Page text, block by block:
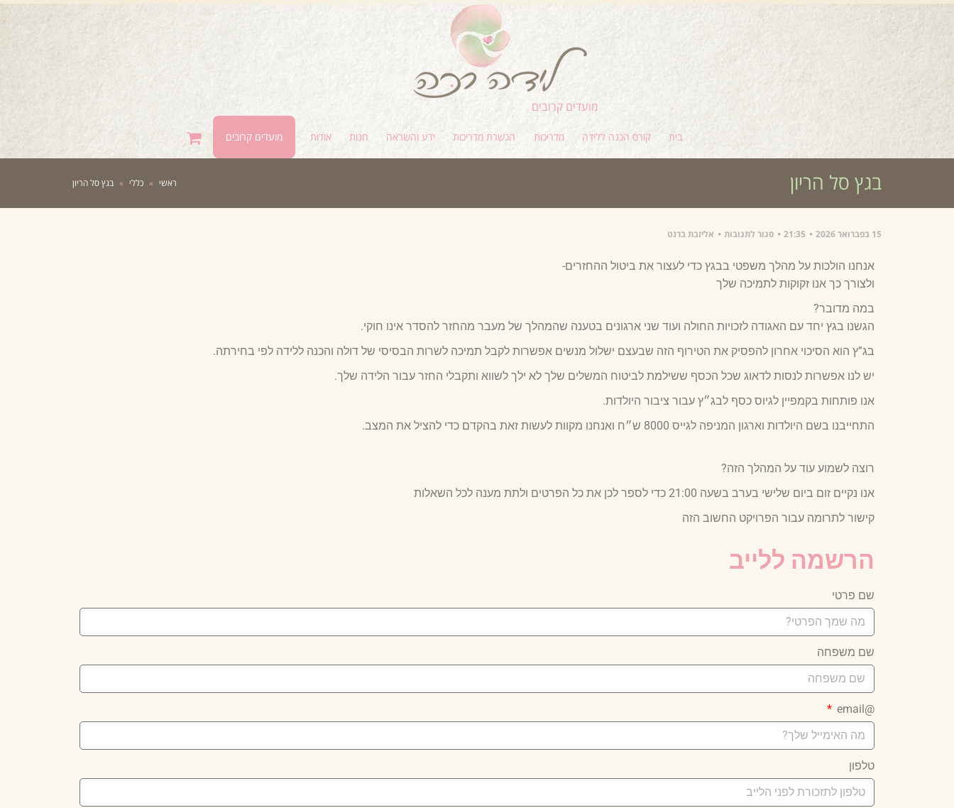
מועדים קרובים
בית קורס הכנה ללידה מדריכות הכשרת מדריכות ידע והשראה חנות אודות מועדים קרובים
בגץ סל הריון ראשי » כללי » בגץ סל הריון
15 בפברואר 2026 21:35 סגור לתגובות אליזבת ברנט
אנחנו הולכות על מהלך משפטי בבגץ כדי לעצור את ביטול ההחזרים-
ולצורך כך אנו זקוקות לתמיכה שלך
במה מדובר?
הגשנו בגץ יחד עם האגודה לזכויות החולה ועוד שני ארגונים בטענה שהמהלך של מעבר מהחזר להסדר אינו חוקי.
בג”ץ הוא הסיכוי אחרון להפסיק את הטירוף הזה שבעצם ישלול מנשים אפשרות לקבל תמיכה לשרות הבסיסי של דולה והכנה ללידה לפי בחירתה.
יש לנו אפשרות לנסות לדאוג שכל הכסף ששילמת לביטוח המשלים שלך לא ילך לשווא ותקבלי החזר עבור הלידה שלך.
אנו פותחות בקמפיין לגיוס כסף לבג״ץ עבור ציבור היולדות.
התחייבנו בשם היולדות וארגון המניפה לגייס 8000 ש״ח ואנחנו מקוות לעשות זאת בהקדם כדי להציל את המצב.
רוצה לשמוע עוד על המהלך הזה?
אנו נקיים זום ביום שלישי בערב בשעה 21:00 כדי לספר לכן את כל הפרטים ולתת מענה לכל השאלות
קישור לתרומה עבור הפרויקט החשוב הזה
הרשמה ללייב
שם פרטי
שם משפחה
@email
טלפון